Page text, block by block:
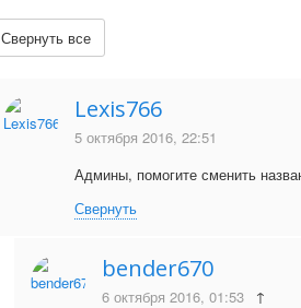
Свернуть все
Lexis766
5 октября 2016, 22:51
Админы, помогите сменить
Свернуть
bender670
6 октября 2016, 01:53 ↑